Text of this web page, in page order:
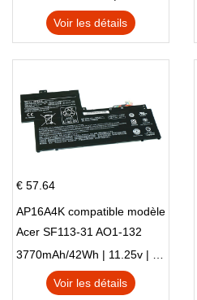
Voir les détails
€ 57.64
AP16A4K compatible modèle
Acer SF113-31 AO1-132
NE132
3770mAh/42Wh | 11.25v | Li-ion ...
Voir les détails